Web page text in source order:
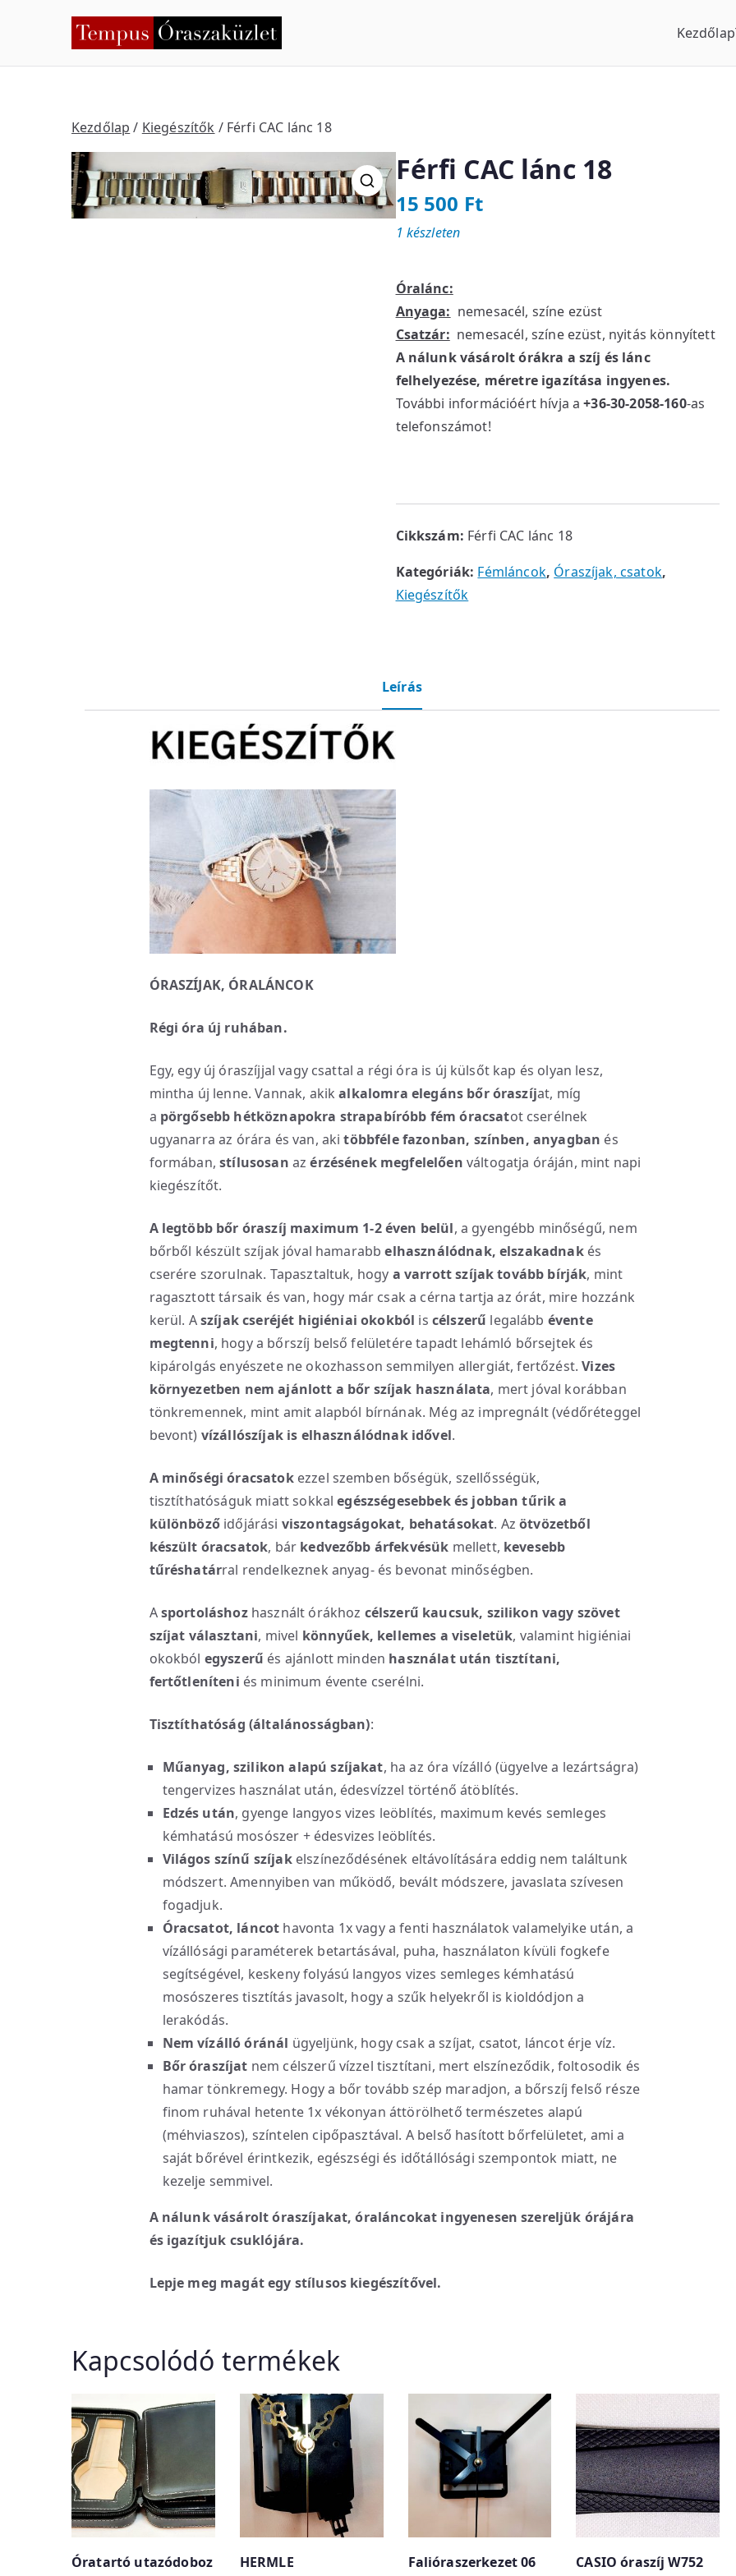
Tempus Óraszaküzlet Kezdőlap
Kezdőlap / Kiegészítők / Férfi CAC lánc 18
Férfi CAC lánc 18
15 500 Ft
Óralánc:
Anyaga: nemesacél, színe ezüst
Csatzár: nemesacél, színe ezüst, nyitás könnyített
A nálunk vásárolt órákra a szíj és lánc
felhelyezése, méretre igazítása ingyenes.
További információért hívja a+36-30-2058-160-as
telefonszámot!
1 készleten
Cikkszám: Férfi CAC lánc 18
Kategóriák: Fémláncok, Óraszíjak, csatok,
Kiegészítők
Leírás
ÓRASZÍJAK, ÓRALÁNCOK
Régi óra új ruhában.
Egy, egy új óraszíjjal vagy csattal a régi óra is új külsőt kap és olyan lesz,
mintha új lenne. Vannak, akikalkalomra elegáns bőr óraszíjat, míg
a pörgősebb hétköznapokra strapabíróbb fém óracsatot cserélnek
ugyanarra az órára és van, akitöbbféle fazonban, színben, anyagban és
formában,stílusosan azérzésének megfelelően váltogatja óráján, mint napi
kiegészítőt.
A legtöbb bőr óraszíj maximum 1-2 éven belül, a gyengébb minőségű, nem
bőrből készült szíjak jóval hamarabbelhasználódnak, elszakadnakés
cserére szorulnak. Tapasztaltuk, hogy a varrott szíjak tovább bírják, mint
ragasztott társaik és van, hogy már csak a cérna tartja az órát, mire hozzánk
kerül. Aszíjak cseréjét higiéniai okokból is célszerű legalább évente
megtenni, hogy a bőrszíj belső felületére tapadt lehámló bőrsejtek és
kipárolgás enyészete ne okozhasson semmilyen allergiát, fertőzést.Vizes
környezetben nem ajánlott a bőr szíjak használata, mert jóval korábban
tönkremennek, mint amit alapból bírnának. Még az impregnált (védőréteggel
bevont) vízállószíjak is elhasználódnak idővel.
A minőségi óracsatokezzel szemben bőségük, szellősségük,
tisztíthatóságuk miatt sokkalegészségesebbekés jobban tűrik a
különbözőidőjárási viszontagságokat, behatásokat. Azötvözetből
készült óracsatok, bár kedvezőbb árfekvésük mellett, kevesebb
tűréshatárral rendelkeznek anyag- és bevonat minőségben.
Asportoláshozhasznált órákhoz célszerű kaucsuk, szilikon vagy szövet
szíjat választani, mivel könnyűek, kellemes a viseletük, valamint higiéniai
okokból egyszerű és ajánlott minden használat után tisztítani,
fertőtleníteni és minimum évente cserélni.
Tisztíthatóság (általánosságban):
Műanyag, szilikon alapú szíjakat, ha az óra vízálló (ügyelve a lezártságra)
tengervizes használat után, édesvízzel történő átöblítés.
Edzés után, gyenge langyos vizes leöblítés, maximum kevés semleges
kémhatású mosószer + édesvizes leöblítés.
Világos színű szíjakelszíneződésének eltávolítására eddig nem találtunk
módszert. Amennyiben van működő, bevált módszere, javaslata szívesen
fogadjuk.
Óracsatot, láncot havonta 1x vagy a fenti használatok valamelyike után, a
vízállósági paraméterek betartásával, puha, használaton kívüli fogkefe
segítségével, keskeny folyású langyos vizes semleges kémhatású
mosószeres tisztítás javasolt, hogy a szűk helyekről is kioldódjon a
lerakódás.
Nem vízálló óránál ügyeljünk, hogy csak a szíjat, csatot, láncot érje víz.
Bőr óraszíjat nem célszerű vízzel tisztítani, mert elszíneződik, foltosodik és
hamar tönkremegy. Hogy a bőr tovább szép maradjon, a bőrszíj felső része
finom ruhával hetente 1x vékonyan áttörölhető természetes alapú
(méhviaszos), színtelen cipőpasztával. A belső hasított bőrfelületet, ami a
saját bőrével érintkezik, egészségi és időtállósági szempontok miatt, ne
kezelje semmivel.
A nálunk vásárolt óraszíjakat, óraláncokat ingyenesen szereljük órájára
és igazítjuk csuklójára.
Lepje meg magát egy stílusos kiegészítővel.
Kapcsolódó termékek
Óratartó utazódoboz
HERMLE
Falióraszerkezet 06 CASIO óraszíj W752